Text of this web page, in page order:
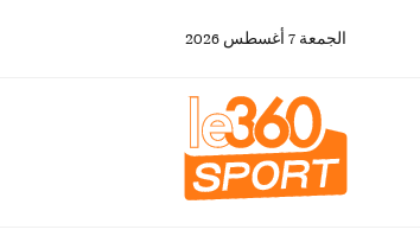
الجمعة 7 أغسطس 2026